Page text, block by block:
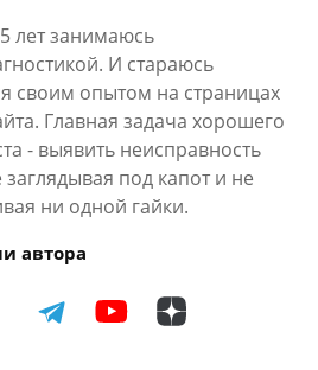
лет занимаюсь
И стараюсь
своим опытом на страницах
Главная задача хорошего
- выявить неисправность
под капот и не
ни одной гайки.
автора